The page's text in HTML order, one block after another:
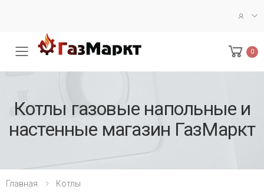
Меню 0
Кoтлы газoвые напoльные и
настенные магазин ГазМаркт
Главная Котлы